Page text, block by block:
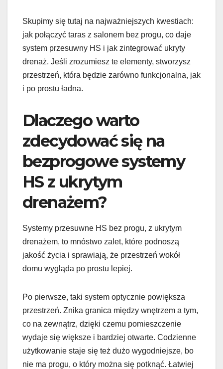
Skupimy się tutaj na najważniejszych kwestiach:
jak połączyć taras z salonem bez progu, co daje
system przesuwny HS i jak zintegrować ukryty
drenaż. Jeśli zrozumiesz te elementy, stworzysz
przestrzeń, która będzie zarówno funkcjonalna, jak
i po prostu ładna.
Dlaczego warto
zdecydować się na
bezprogowe systemy
HS z ukrytym
drenażem?
Systemy przesuwne HS bez progu, z ukrytym
drenażem, to mnóstwo zalet, które podnoszą
jakość życia i sprawiają, że przestrzeń wokół
domu wygląda po prostu lepiej.
Po pierwsze, taki system optycznie powiększa
przestrzeń. Znika granica między wnętrzem a tym,
co na zewnątrz, dzięki czemu pomieszczenie
wydaje się większe i bardziej otwarte. Codzienne
użytkowanie staje się też dużo wygodniejsze, bo
nie ma progu, o który można się potknąć. Łatwiej